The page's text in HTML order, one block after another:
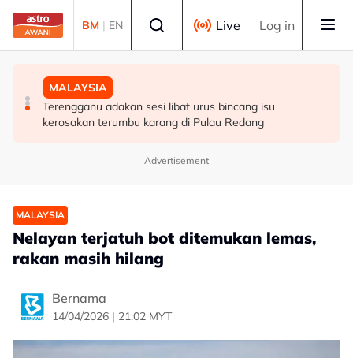
Skip to main content
BM | EN Live Log in
HIBURAN
M. Nasir pilih Aliff Aziz, Melinda Dadew hidupkan kisah
Mansur & Liu
DUNIA
Sultan Brunei titah gelaran diraja isteri Putera Abdul
Malik ditarik balik serta-merta
MALAYSIA
Terengganu adakan sesi libat urus bincang isu
kerosakan terumbu karang di Pulau Redang
Advertisement
MALAYSIA
Nelayan terjatuh bot ditemukan lemas,
rakan masih hilang
Bernama
14/04/2026 | 21:02 MYT